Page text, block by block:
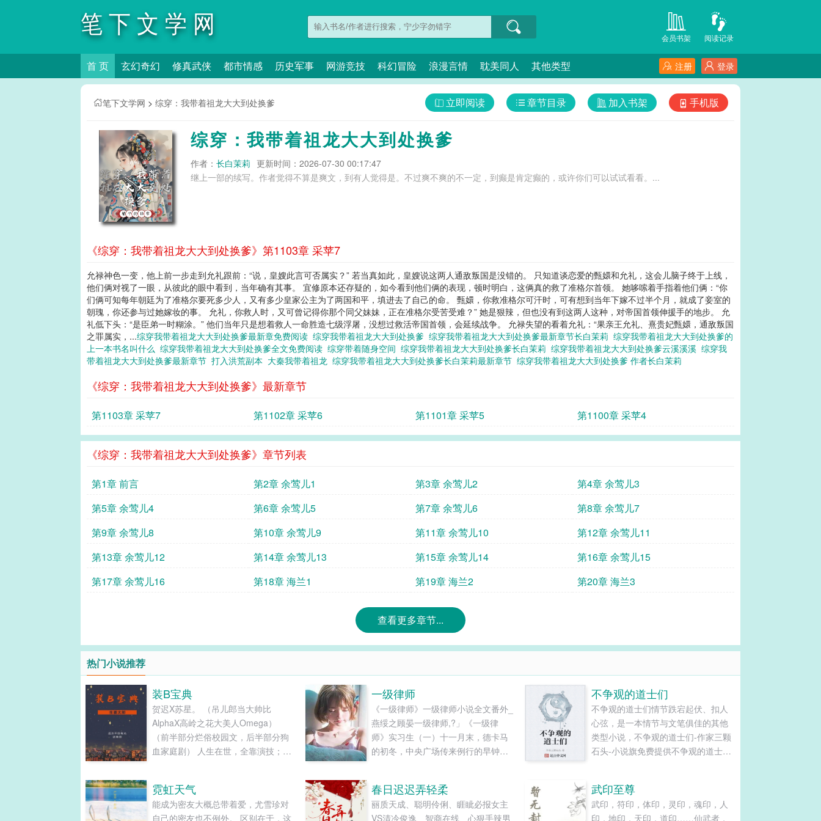
笔下文学网 阅读记录
会员书架
首 页 玄幻奇幻 修真武侠 都市情感 历史军事 网游竞技 科幻冒险 浪漫言情 耽美同人 其他类型 登录
注册
笔下文学网 > 综穿：我带着祖龙大大到处换爹 手机版
加入书架
章节目录
立即阅读
综穿：我带着祖龙大大到处换爹
作者： 长白茉莉 更新时间：2026-07-30 00:17:47
继上一部的续写。作者觉得不算是爽文，到有人觉得是。不过爽不爽的不一定，到癫是肯定癫的，或许你们可以试试看看。...
《综穿：我带着祖龙大大到处换爹》第1103章 采苹7
允禄神色一变，他上前一步走到允礼跟前：“说，皇嫂此言可否属实？” 若当真如此，皇嫂说这两人通敌叛国是没错的。 只知道谈恋爱的甄嬛和允礼，这会儿脑子终于上线，
他们俩对视了一眼，从彼此的眼中看到，当年确有其事。 宜修原本还存疑的，如今看到他们俩的表现，顿时明白，这俩真的救了准格尔首领。 她哆嗦着手指着他们俩：“你
们俩可知每年朝廷为了准格尔要死多少人，又有多少皇家公主为了两国和平，填进去了自己的命。 甄嬛，你救准格尔可汗时，可有想到当年下嫁不过半个月，就成了妾室的
朝瑰，你还参与过她嫁妆的事。 允礼，你救人时，又可曾记得你那个同父妹妹，正在准格尔受苦受难？” 她是狠辣，但也没有到这两人这种，对帝国首领伸援手的地步。 允
礼低下头：“是臣弟一时糊涂。” 他们当年只是想着救人一命胜造七级浮屠，没想过救活帝国首领，会延续战争。 允禄失望的看着允礼：“果亲王允礼、熹贵妃甄嬛，通敌叛国
之罪属实，...综穿我带着祖龙大大到处换爹最新章免费阅读 综穿我带着祖龙大大到处换爹 综穿我带着祖龙大大到处换爹最新章节长白茉莉 综穿我带着祖龙大大到处换爹的
上一本书名叫什么 综穿我带着祖龙大大到处换爹全文免费阅读 综穿带着随身空间 综穿我带着祖龙大大到处换爹长白茉莉 综穿我带着祖龙大大到处换爹云溪溪溪 综穿我
带着祖龙大大到处换爹最新章节 打入洪荒副本 大秦我带着祖龙 综穿我带着祖龙大大到处换爹长白茉莉最新章节 综穿我带着祖龙大大到处换爹 作者长白茉莉
《综穿：我带着祖龙大大到处换爹》最新章节
第1103章 采苹7 第1102章 采苹6 第1101章 采苹5 第1100章 采苹4
《综穿：我带着祖龙大大到处换爹》章节列表
第1章 前言 第2章 余莺儿1 第3章 余莺儿2
第4章 余莺儿3
第5章 余莺儿4
第6章 余莺儿5 第7章 余莺儿6
第8章 余莺儿7
第9章 余莺儿8
第10章 余莺儿9 第11章 余莺儿10
第12章 余莺儿11
第13章 余莺儿12
第14章 余莺儿13 第15章 余莺儿14
第16章 余莺儿15
第17章 余莺儿16
第18章 海兰1 第19章 海兰2 第20章 海兰3
查看更多章节...
热门小说推荐
装B宝典
贺迟X苏星。 （吊儿郎当大帅比
AlphaX高岭之花大美人Omega）
（前半部分烂俗校园文，后半部分狗
血家庭剧） 人生在世，全靠演技；装
星：“好巧，我也是个天真可人不懂发
情期怎么写的beta”...
一级律师
《一级律师》一级律师小说全文番外_
燕绥之顾晏一级律师,?」《一级律
师》实习生（一）十一月末，德卡马
的初冬，中央广场传来例行的早钟，
日子，适合打家劫舍给人送终，很衬
燕绥之此刻的心情。几个月前，他还
不争观的道士们
不争观的道士们情节跌宕起伏、扣人
心弦，是一本情节与文笔俱佳的其他
类型小说，不争观的道士们-作家三颗
石头-小说旗免费提供不争观的道士们
霓虹天气
能成为密友大概总带着爱，尤雪珍对
自己的密友也不例外。 区别在于，这
春日迟迟弄轻柔
丽质天成、聪明伶俐、睚眦必报女主
VS清冷俊逸、智商在线、心狠手辣男
武印至尊
武印，符印，体印，灵印，魂印，人
印，地印，天印，道印……仙武者，